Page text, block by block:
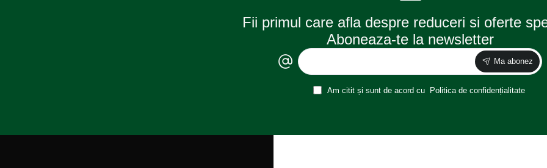
Fii primul care afla despre reduceri si oferte
Aboneaza-te la newsletter
Ma abonez
Am citit și sunt de acord cu Politica de confidențialitate